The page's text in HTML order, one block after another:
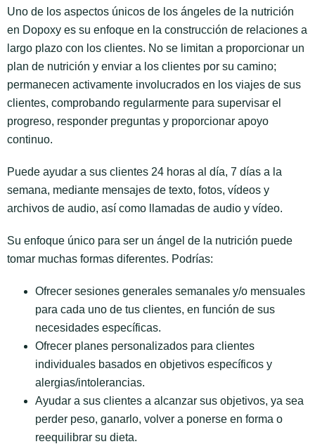
Uno de los aspectos únicos de los ángeles de la nutrición
en Dopoxy es su enfoque en la construcción de relaciones a
largo plazo con los clientes. No se limitan a proporcionar un
plan de nutrición y enviar a los clientes por su camino;
permanecen activamente involucrados en los viajes de sus
clientes, comprobando regularmente para supervisar el
progreso, responder preguntas y proporcionar apoyo
continuo.
Puede ayudar a sus clientes 24 horas al día, 7 días a la
semana, mediante mensajes de texto, fotos, vídeos y
archivos de audio, así como llamadas de audio y vídeo.
Su enfoque único para ser un ángel de la nutrición puede
tomar muchas formas diferentes. Podrías:
Ofrecer sesiones generales semanales y/o mensuales
para cada uno de tus clientes, en función de sus
necesidades específicas.
Ofrecer planes personalizados para clientes
individuales basados en objetivos específicos y
alergias/intolerancias.
Ayudar a sus clientes a alcanzar sus objetivos, ya sea
perder peso, ganarlo, volver a ponerse en forma o
reequilibrar su dieta.